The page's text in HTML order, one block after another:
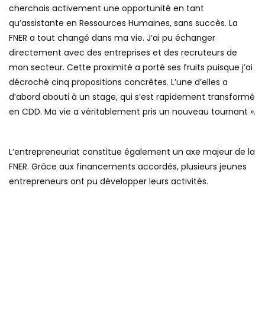
cherchais activement une opportunité en tant
qu’assistante en Ressources Humaines, sans succès. La
FNER a tout changé dans ma vie. J’ai pu échanger
directement avec des entreprises et des recruteurs de
mon secteur. Cette proximité a porté ses fruits puisque j’ai
décroché cinq propositions concrètes. L’une d’elles a
d’abord abouti à un stage, qui s’est rapidement transformé
en CDD. Ma vie a véritablement pris un nouveau tournant ».
L’entrepreneuriat constitue également un axe majeur de la
FNER. Grâce aux financements accordés, plusieurs jeunes
entrepreneurs ont pu développer leurs activités.